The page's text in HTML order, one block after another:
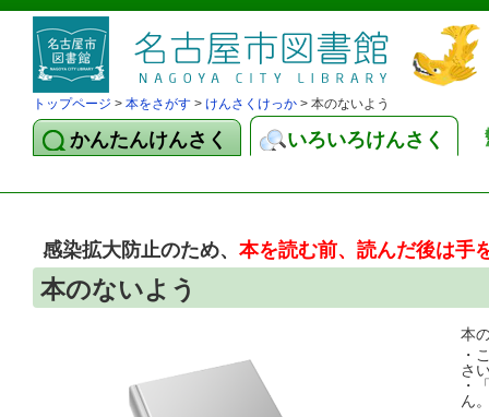
トップページ > 本をさがす > けんさくけっか > 本のないよう
かんたんけんさく いろいろけんさく
感染拡大防止のため、本を読む前、読んだ後は手
本のないよう
本
・
さ
・
ん